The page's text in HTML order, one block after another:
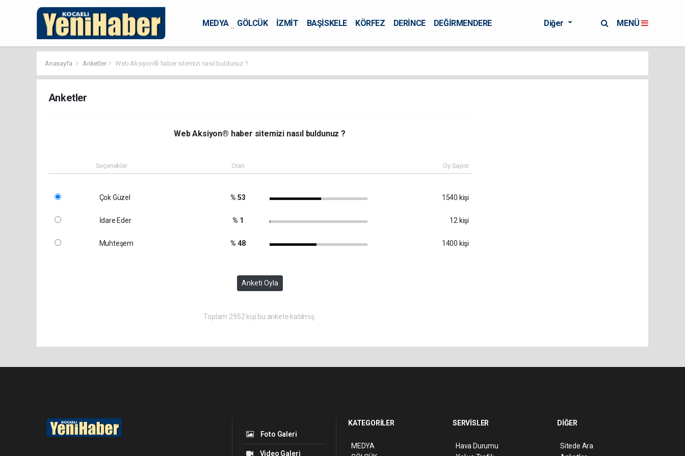
MEDYA GÖLCÜK İZMİT BAŞİSKELE KÖRFEZ DERİNCE
DEĞİRMENDERE
Diğer MENÜ
Anasayfa Anketler Web Aksiyon® haber sitemizi nasıl buldunuz ?
Anketler
Web Aksiyon® haber sitemizi nasıl buldunuz ?
Seçenekler Oran Oy Sayısı
Çok Güzel % 53 1540 kişi
İdare Eder % 1 12 kişi
Muhteşem % 48 1400 kişi
Anketi Oyla
Toplam 2952 kişi bu ankete katılmış.
Foto Galeri
Video Galeri
KATEGORİLER
MEDYA
SERVİSLER
Hava Durumu
DİĞER
Sitede Ara